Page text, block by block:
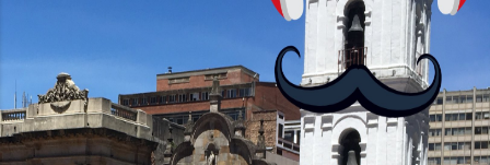
brinda opciones de 4GB o 6GB de RAM,
mejorando su capacidad...